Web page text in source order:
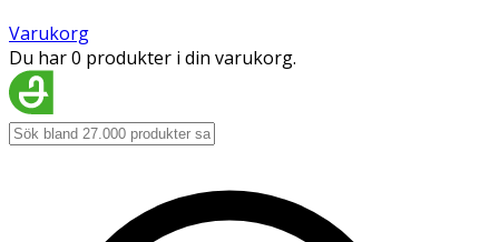
Varukorg
Du har 0 produkter i din varukorg.